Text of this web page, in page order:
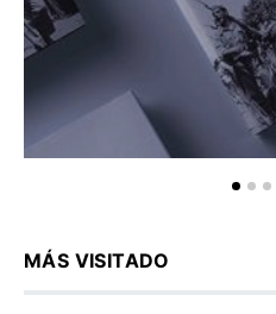
MÁS VISITADO